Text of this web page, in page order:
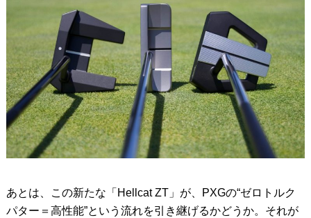
あとは、この新たな「Hellcat ZT」が、PXGの“ゼロトルク
パター＝高性能”という流れを引き継げるかどうか。それが